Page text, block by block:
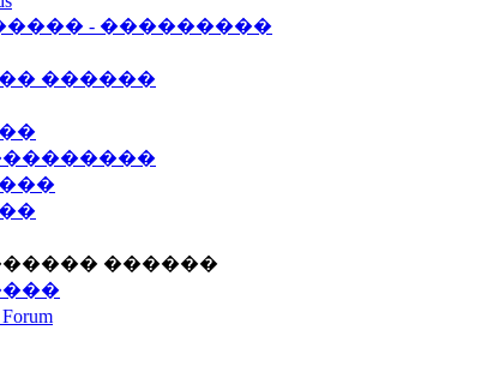
- ���������
������
������